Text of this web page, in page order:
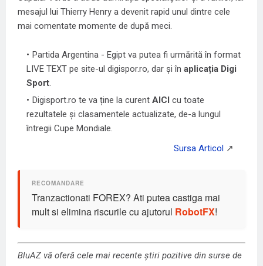
mesajul lui Thierry Henry a devenit rapid unul dintre cele
mai comentate momente de după meci.
Partida Argentina - Egipt va putea fi urmărită în format
LIVE TEXT pe site-ul digispor.ro, dar și în aplicația Digi
Sport.
Digisport.ro te va ține la curent AICI cu toate
rezultatele și clasamentele actualizate, de-a lungul
întregii Cupe Mondiale.
Tranzactionati FOREX? Ati putea castiga mai
mult si elimina riscurile cu ajutorul RobotFX!
BluAZ vă oferă cele mai recente știri pozitive din surse de